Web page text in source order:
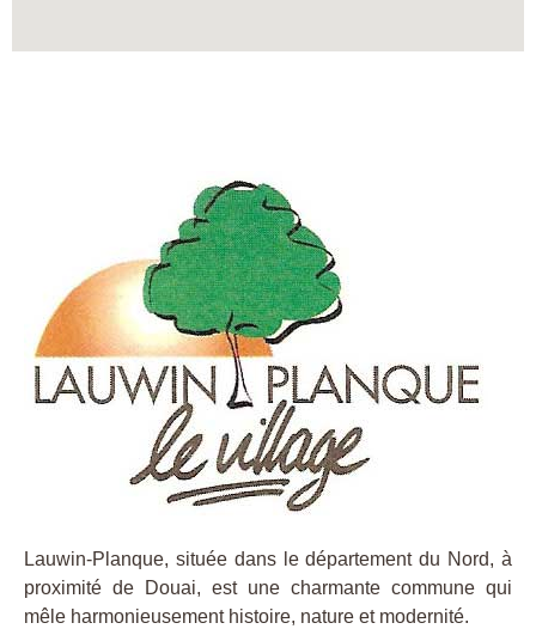
Lauwin-Planque, située dans le département du Nord, à
proximité de Douai, est une charmante commune qui
mêle harmonieusement histoire, nature et modernité.